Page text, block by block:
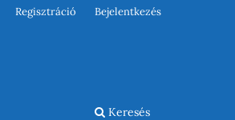
Keresés
Regisztráció Bejelentkezés